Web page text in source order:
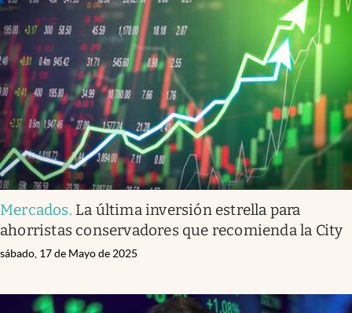
Mercados. La última inversión estrella para
ahorristas conservadores que recomienda la City
sábado, 17 de Mayo de 2025